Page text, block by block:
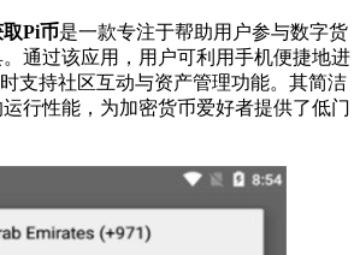
Pi币是一款专注于帮助用户参与数字货
通过该应用，用户可利用手机便捷地进
支持社区互动与资产管理功能。其简洁
行性能，为加密货币爱好者提供了低门